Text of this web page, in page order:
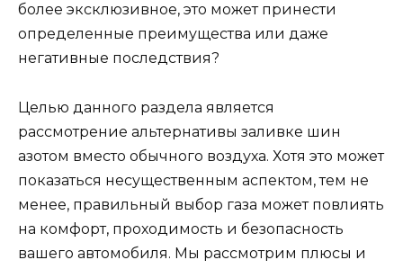
более эксклюзивное, это может принести
определенные преимущества или даже
негативные последствия?
Целью данного раздела является
рассмотрение альтернативы заливке шин
азотом вместо обычного воздуха. Хотя это может
показаться несущественным аспектом, тем не
менее, правильный выбор газа может повлиять
на комфорт, проходимость и безопасность
вашего автомобиля. Мы рассмотрим плюсы и